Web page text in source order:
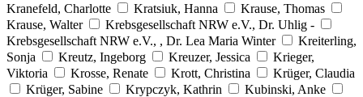
Kranefeld, Charlotte
Kratsiuk, Hanna
Krause, Thomas
Krause, Walter
Krebsgesellschaft NRW e.V., Dr. Uhlig -
Krebsgesellschaft NRW e.V., , Dr. Lea Maria Winter
Kreiterling,
Sonja
Kreutz, Ingeborg Kreuzer, Jessica
Krieger,
Viktoria
Krosse, Renate Krott, Christina
Krüger, Claudia
Krüger, Sabine
Krypczyk, Kathrin
Kubinski, Anke